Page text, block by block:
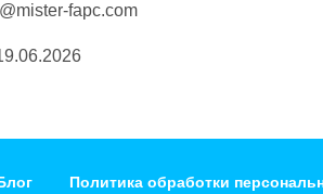
fapc.com
Политика обработки